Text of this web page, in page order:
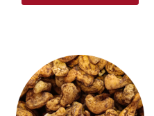
tuotteella
on
useampi